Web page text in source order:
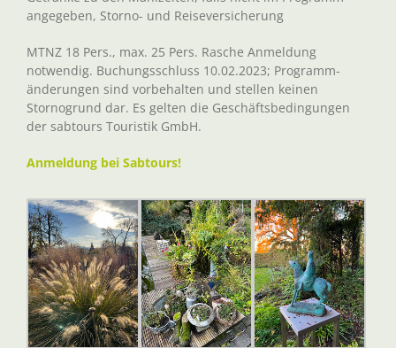
angegeben, Storno- und Reiseversicherung
MTNZ 18 Pers., max. 25 Pers. Rasche Anmeldung
notwendig. Buchungsschluss 10.02.2023; Programm-
änderungen sind vorbehalten und stellen keinen
Stornogrund dar. Es gelten die Geschäftsbedingungen
der sabtours Touristik GmbH.
Anmeldung bei Sabtours!